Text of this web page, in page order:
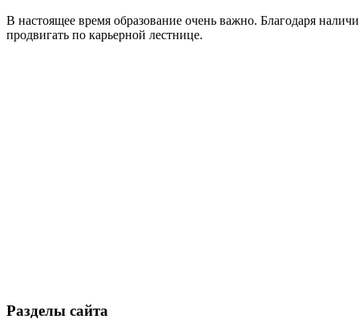
В настоящее время образование очень важно. Благодаря
продвигать по карьерной лестнице.
Разделы сайта